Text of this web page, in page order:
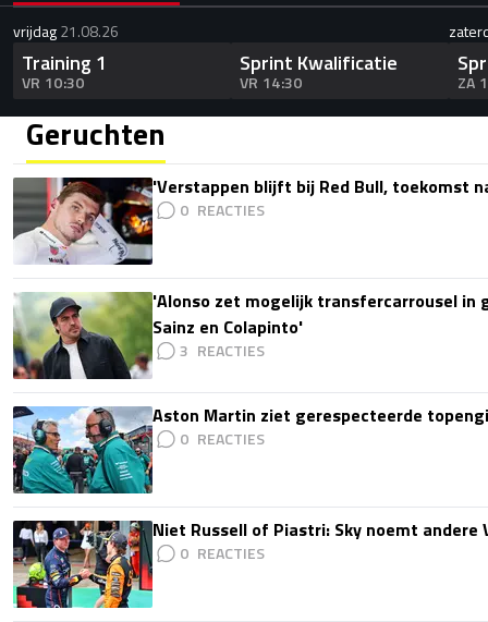
vrijdag21.08.26
Training 1
VR 10:30
Sprint Kwalificatie
VR 14:30 ZA
Geruchten
'Verstappen blijft bij Red Bull, toekomst
0
'Alonso zet mogelijk transfercarrousel in
Sainz en Colapinto'
3
Aston Martin ziet gerespecteerde
0
Niet Russell of Piastri: Sky noemt
0